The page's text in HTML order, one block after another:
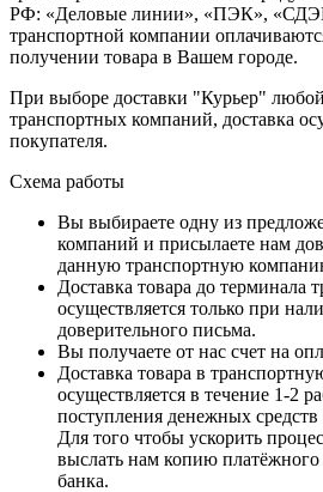
РФ: «Деловые линии», «ПЭК»,
транспортной компании
получении товара в Вашем городе.
При выборе доставки "Курьер"
транспортных компаний, доставка
покупателя.
Схема работы
Вы выбираете одну из
компаний и присылаете нам
данную транспортную
Доставка товара до терминала
осуществляется только при
доверительного письма.
Вы получаете от нас счет на
Доставка товара в
осуществляется в течение 1-2
поступления денежных
Для того чтобы ускорить
выслать нам копию платёжного
банка.